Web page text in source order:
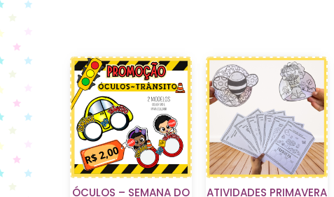
ÓCULOS – SEMANA DO ATIVIDADES PRIMAVERA